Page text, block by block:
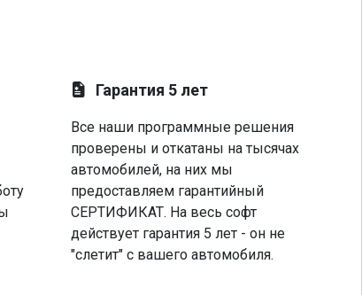
Гарантия 5 лет
Все наши программные решения
проверены и откатаны на тысячах
автомобилей, на них мы
предоставляем гарантийный
СЕРТИФИКАТ. На весь софт
действует гарантия 5 лет - он не
"слетит" с вашего автомобиля.